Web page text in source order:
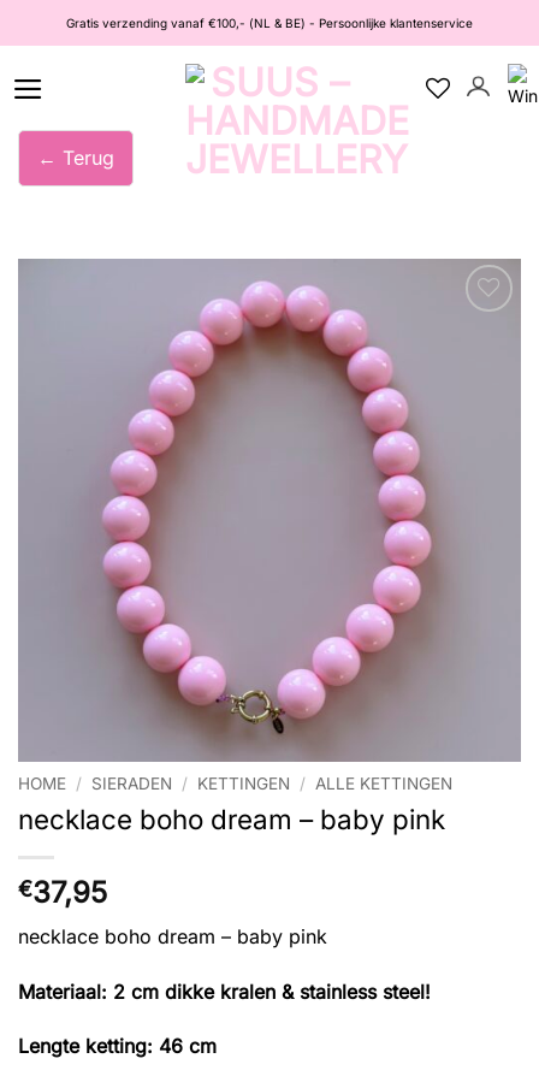
naar
inhoud
Gratis verzending vanaf €100,- (NL & BE) - Persoonlijke klantenservice
← Terug
HOME / SIERADEN / KETTINGEN / ALLE KETTINGEN
necklace boho dream – baby pink
€37,95
necklace boho dream – baby pink
Materiaal: 2 cm dikke kralen & stainless steel!
Lengte ketting: 46 cm